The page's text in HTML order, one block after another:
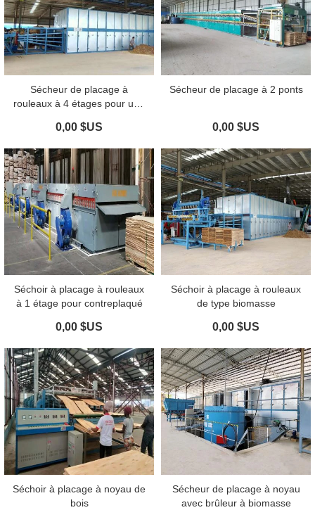
Sécheur de placage à
rouleaux à 4 étages pour une
élevée
0,00 $US
Sécheur de placage à 2 ponts
0,00 $US
Séchoir à placage à rouleaux
à 1 étage pour contreplaqué
0,00 $US
Séchoir à placage à rouleaux
de type biomasse
0,00 $US
Séchoir à placage à noyau de
bois
Sécheur de placage à noyau
avec brûleur à biomasse